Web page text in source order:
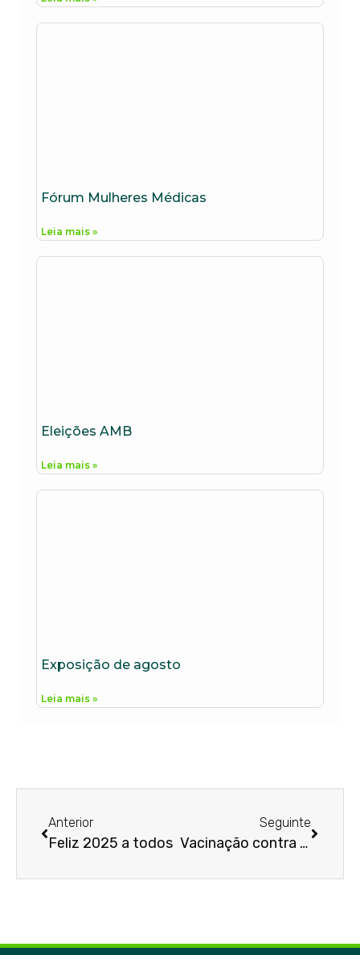
Fórum Mulheres Médicas
Leia mais »
Eleições AMB
Leia mais »
Exposição de agosto
Leia mais »
Anterior
Feliz 2025 a todos
Seguinte
Vacinação contra o HPV